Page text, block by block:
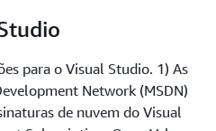
para o Visual Studio. 1) As
Network (MSDN)
de nuvem do Visual